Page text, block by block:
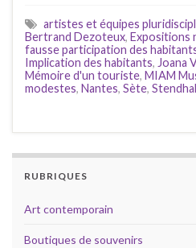
artistes et équipes
Bertrand Dezoteux, Expositions
fausse participation des
Implication des habitants, Joana
Mémoire d'un touriste, MIAM
modestes, Nantes, Sète, Stendhal
RUBRIQUES
Art contemporain
Boutiques de souvenirs